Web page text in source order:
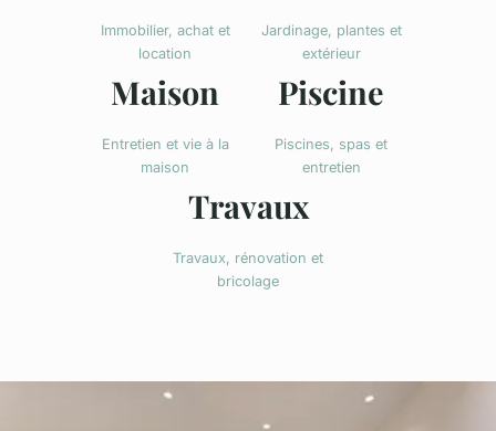
Immobilier, achat et
location
Jardinage, plantes et
extérieur
Maison
Entretien et vie à la
maison
Piscine
Piscines, spas et
entretien
Travaux
Travaux, rénovation et
bricolage